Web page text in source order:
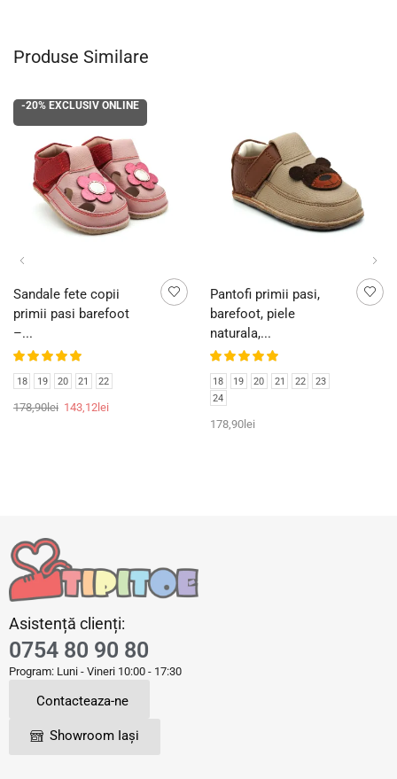
Produse Similare
-20% EXCLUSIV ONLINE
Sandale fete copii
primii pasi barefoot
–...
18 19 20 21 22
178,90lei 143,12 lei
Pantofi primii pasi,
barefoot, piele
naturala,...
18 19 20 21 22
23
24
178,90lei
Asistență clienți:
0754 80 90 80
Program: Luni - Vineri 10:00 - 17:30
Contacteaza-ne
Showroom Iași